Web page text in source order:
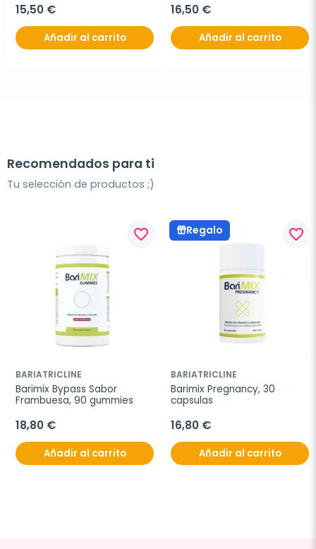
15,50 €
Añadir al carrito
16,50 €
Añadir al carrito
Recomendados para ti
Tu selección de productos ;)
favorite_border
BARIATRICLINE
Barimix Bypass Sabor
Frambuesa, 90 gummies
18,80 €
Añadir al carrito
Regalo favorite_border
BARIATRICLINE
Barimix Pregnancy, 30
capsulas
16,80 €
Añadir al carrito